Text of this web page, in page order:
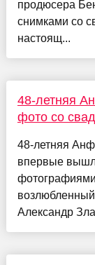
продюсера
снимками со
настоящ...
48-летняя
фото со
48-летняя
впервые
Александр